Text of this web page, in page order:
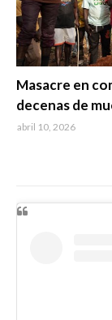
Masacre en
decenas de
abril 10, 2026